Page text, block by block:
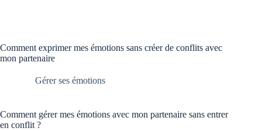
Comment exprimer mes émotions sans créer de conflits avec
mon partenaire
Gérer ses émotions
Comment gérer mes émotions avec mon partenaire sans entrer
en conflit ?